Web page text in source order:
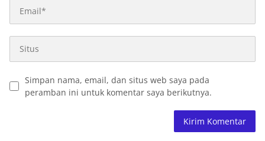
Simpan nama, email, dan situs web saya pada
peramban ini untuk komentar saya berikutnya.